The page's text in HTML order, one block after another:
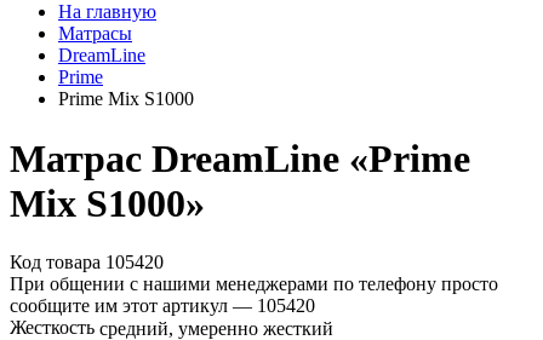
На главную
Матрасы
DreamLine
Prime
Prime Mix S1000
Матрас DreamLine «Prime
Mix S1000»
Код товара 105420
При общении с нашими менеджерами по телефону просто
сообщите им этот артикул — 105420
Жесткость средний, умеренно жесткий